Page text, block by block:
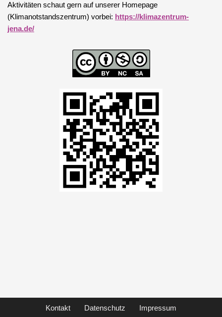
Aktivitäten schaut gern auf unserer Homepage
(Klimanotstandszentrum) vorbei: https://klimazentrum-
jena.de/
Kontakt Datenschutz Impressum